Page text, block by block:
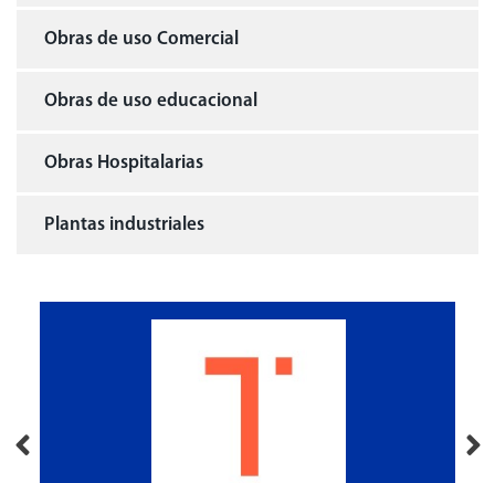
Obras de uso Comercial
Obras de uso educacional
Obras Hospitalarias
Plantas industriales